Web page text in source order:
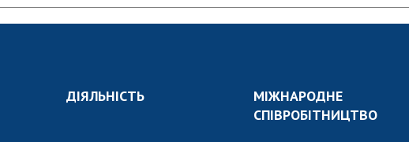
ДІЯЛЬНІСТЬ
МІЖНАРОДНЕ
СПІВРОБІТНИЦТВО